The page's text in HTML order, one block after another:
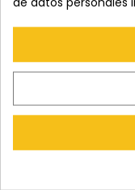
Con un nuevo
actualizado, la
diseñada para
rendimiento sólido
sofisticadas. Al
con ricas